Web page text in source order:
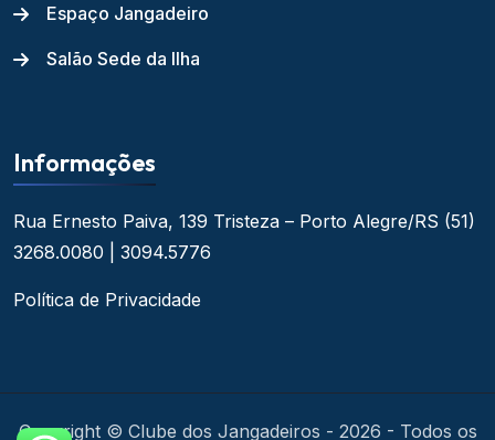
Espaço Jangadeiro
Salão Sede da Ilha
Informações
Rua Ernesto Paiva, 139 Tristeza – Porto Alegre/RS (51)
3268.0080 | 3094.5776
Política de Privacidade
Copyright © Clube dos Jangadeiros - 2026 - Todos os